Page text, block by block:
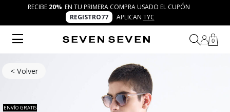
RECIBE 20% EN TU PRIMERA COMPRA USADO EL CUPÓN
REGISTRO77
APLICAN TYC
0
< Volver
ENVÍO GRATIS